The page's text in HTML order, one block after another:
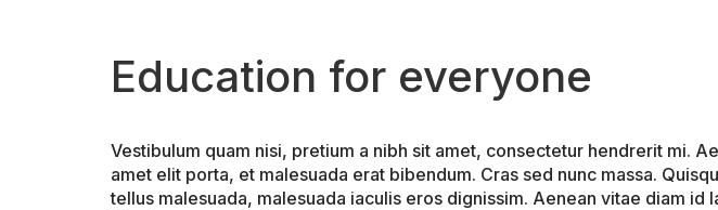
Education for everyone
Vestibulum quam nisi, pretium a nibh sit amet, consectetur hendrerit mi.
amet elit porta, et malesuada erat bibendum. Cras sed nunc massa.
tellus malesuada, malesuada iaculis eros dignissim. Aenean vitae diam id